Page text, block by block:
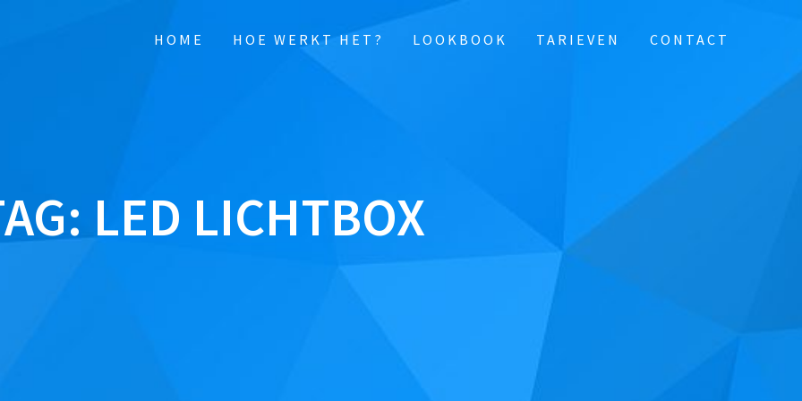
HOME HOE WERKT HET? LOOKBOOK TARIEVEN CONTACT
LED LICHTBOX